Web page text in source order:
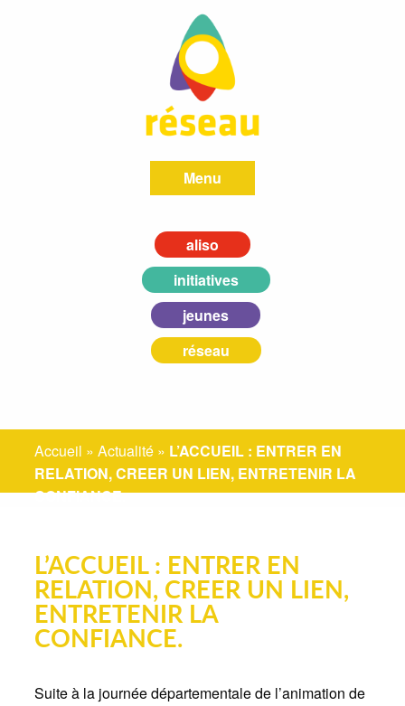
Menu
aliso
initiatives
jeunes
réseau
Accueil »Actualité » L’ACCUEIL : ENTRER EN
RELATION, CREER UN LIEN, ENTRETENIR LA
CONFIANCE.
L’ACCUEIL : ENTRER EN
RELATION, CREER UN LIEN,
ENTRETENIR LA
CONFIANCE.
Suite à la journée départementale de l’animation de